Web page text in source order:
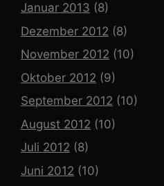
Januar 2013 (8)
Dezember 2012 (8)
November 2012 (10)
Oktober 2012 (9)
September 2012 (10)
August 2012 (10)
Juli 2012 (8)
Juni 2012 (10)